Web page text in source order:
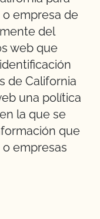
empresa de
del
web que
de California
una política
la que se
que
empresas